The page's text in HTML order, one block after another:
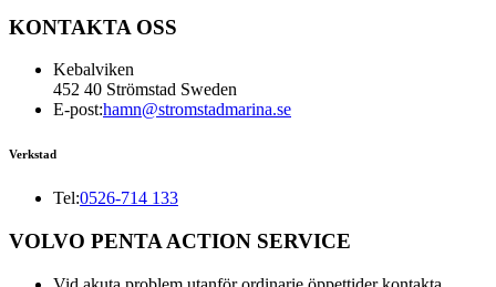
KONTAKTA OSS
Kebalviken
452 40 Strömstad Sweden
E-post:hamn@stromstadmarina.se
Verkstad
Tel:0526-714 133
VOLVO PENTA ACTION SERVICE